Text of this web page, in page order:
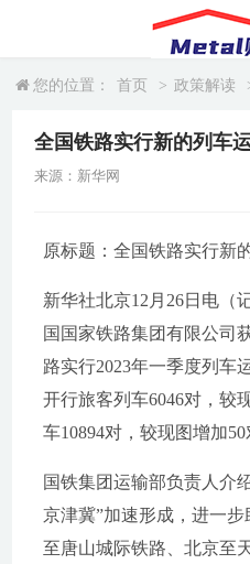
您的位置： 首页 > 政策解读
全国铁路实行新的列车
来源：新华网
原标题：全国铁路实行新
新华社北京12月26日电（
国国家铁路集团有限公司
路实行2023年一季度列车
开行旅客列车6046对，较
车10894对，较现图增加50
国铁集团运输部负责人介
京津冀”加速形成，进一
至唐山城际铁路、北京至